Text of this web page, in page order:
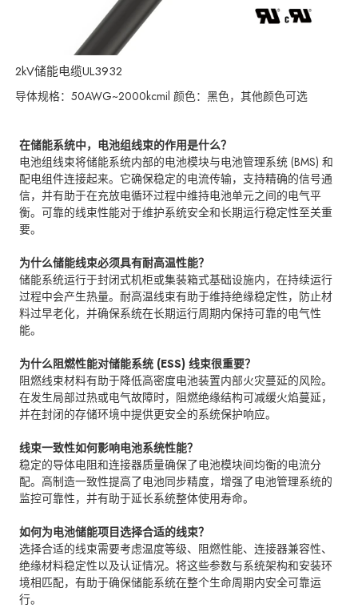
2kV储能电缆UL3932
导体规格：50AWG~2000kcmil 颜色：黑色，其他颜色可选
在储能系统中，电池组线束的作用是什么？
电池组线束将储能系统内部的电池模块与电池管理系统 (BMS) 和
配电组件连接起来。它确保稳定的电流传输，支持精确的信号通
信，并有助于在充放电循环过程中维持电池单元之间的电气平
衡。可靠的线束性能对于维护系统安全和长期运行稳定性至关重
要。
为什么储能线束必须具有耐高温性能？
储能系统运行于封闭式机柜或集装箱式基础设施内，在持续运行
过程中会产生热量。耐高温线束有助于维持绝缘稳定性，防止材
料过早老化，并确保系统在长期运行周期内保持可靠的电气性
能。
为什么阻燃性能对储能系统 (ESS) 线束很重要？
阻燃线束材料有助于降低高密度电池装置内部火灾蔓延的风险。
在发生局部过热或电气故障时，阻燃绝缘结构可减缓火焰蔓延，
并在封闭的存储环境中提供更安全的系统保护响应。
线束一致性如何影响电池系统性能？
稳定的导体电阻和连接器质量确保了电池模块间均衡的电流分
配。高制造一致性提高了电池同步精度，增强了电池管理系统的
监控可靠性，并有助于延长系统整体使用寿命。
如何为电池储能项目选择合适的线束？
选择合适的线束需要考虑温度等级、阻燃性能、连接器兼容性、
绝缘材料稳定性以及认证情况。将这些参数与系统架构和安装环
境相匹配，有助于确保储能系统在整个生命周期内安全可靠运
行。